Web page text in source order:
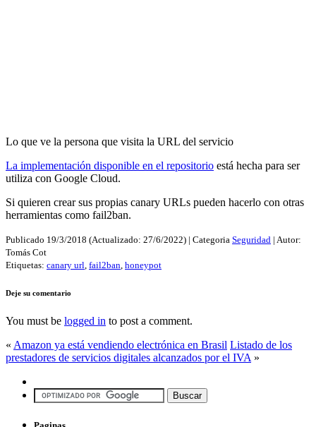
Lo que ve la persona que visita la URL del servicio
La implementación disponible en el repositorio está hecha para ser
utiliza con Google Cloud.
Si quieren crear sus propias canary URLs pueden hacerlo con otras
herramientas como fail2ban.
Publicado 19/3/2018 (Actualizado: 27/6/2022) | Categoria Seguridad | Autor:
Tomás Cot
Etiquetas: canary url fail2ban honeypot
Deje su comentario
You must be logged in to post a comment.
« Amazon ya está vendiendo electrónica en Brasil Listado de los
prestadores de servicios digitales alcanzados por el IVA »